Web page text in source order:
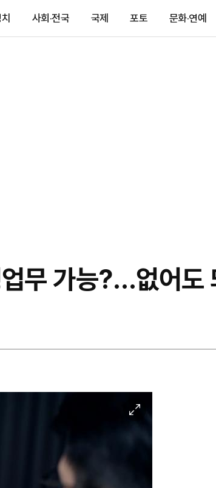
사회·전국 국제 포토 문화·연예
무 가능?…없어도
미